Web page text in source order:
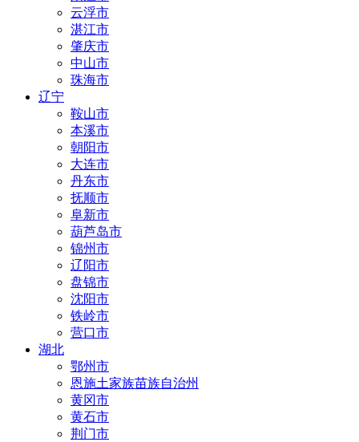
云浮市
湛江市
肇庆市
中山市
珠海市
辽宁
鞍山市
本溪市
朝阳市
大连市
丹东市
抚顺市
阜新市
葫芦岛市
锦州市
辽阳市
盘锦市
沈阳市
铁岭市
营口市
湖北
鄂州市
恩施土家族苗族自治州
黄冈市
黄石市
荆门市